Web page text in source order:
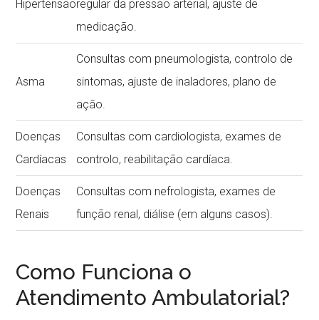
Hipertensãoregular da pressão arterial, ajuste de
medicação.
Asma
Consultas com pneumologista, controlo de
sintomas, ajuste de inaladores, plano de
ação.
Doenças
Cardíacas
Consultas com cardiologista, exames de
controlo, reabilitação cardíaca.
Doenças
Renais
Consultas com nefrologista, exames de
função renal, diálise (em alguns casos).
Como Funciona o
Atendimento Ambulatorial?